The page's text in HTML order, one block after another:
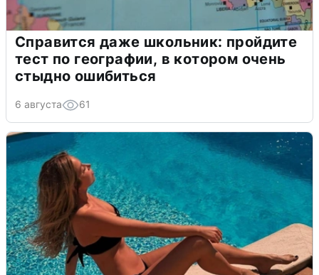
Справится даже школьник: пройдите
тест по географии, в котором очень
стыдно ошибиться
6 августа 61